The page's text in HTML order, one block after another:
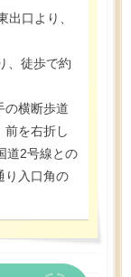
出口より、
、徒歩で約
の横断歩道
前を右折し
道2号線との
り入口角の